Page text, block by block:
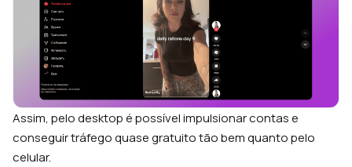
Assim, pelo desktop é possível impulsionar contas e
conseguir tráfego quase gratuito tão bem quanto pelo
celular.